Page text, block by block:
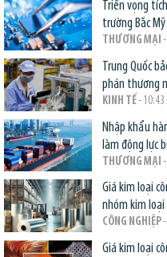
Triển vọng
trường Bắc Mỹ
THƯƠNG MẠI
Trung Quốc
phán thương
KINH TẾ- 10:43
Nhập khẩu
làm động lực
THƯƠNG MẠI
Giá kim loại
nhóm kim loại
CÔNG NGHIỆP-
Giá kim loại